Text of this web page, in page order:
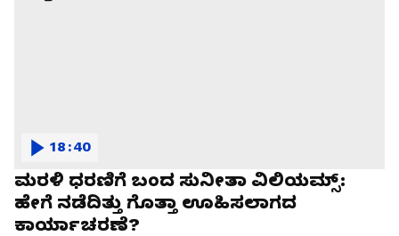
ಮರಳಿ ಧರಣಿಗೆ ಬಂದ ಸುನೀತಾ ವಿಲಿಯಮ್ಸ್:
ಹೇಗೆ ನಡೆದಿತ್ತು ಗೊತ್ತಾ ಊಹಿಸಲಾಗದ
ಕಾರ್ಯಾಚರಣೆ?
18:40